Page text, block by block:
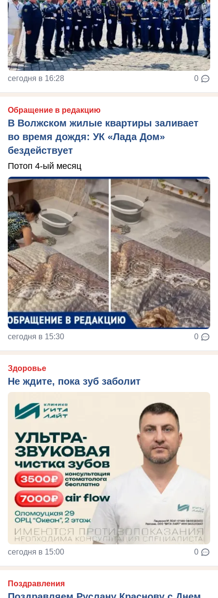
сегодня в 16:28 0
Обращение в редакцию
В Волжском жилые квартиры заливает
во время дождя: УК «Лада Дом»
бездействует
Потоп 4-ый месяц
сегодня в 15:30 0
Здоровье
Не ждите, пока зуб заболит
сегодня в 15:00 0
Поздравления